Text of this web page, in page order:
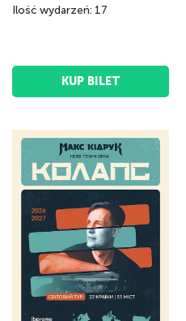
Ilość wydarzeń: 17
KUP BILET